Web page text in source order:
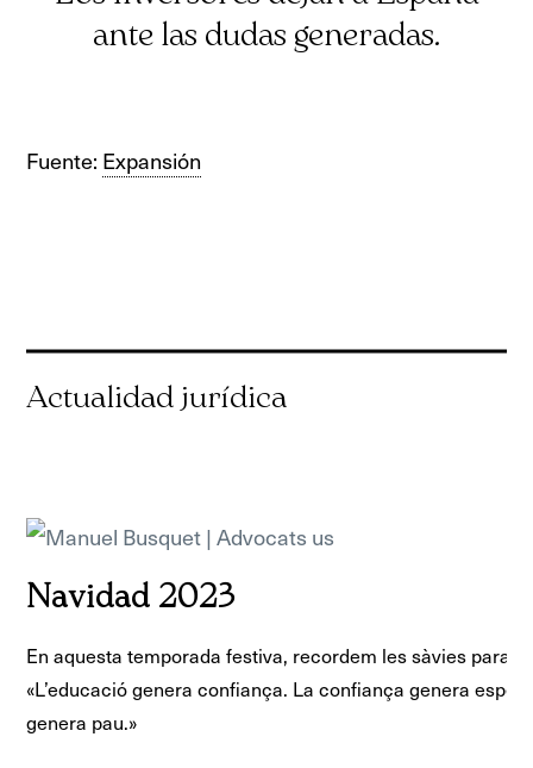
ante las dudas generadas.
Fuente: Expansión
Navidad 2023
En aquesta temporada festiva, recordem les sàvies
«L’educació genera confiança. La confiança genera
genera pau.»